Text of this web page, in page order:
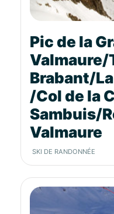
Pic de la
Valmaure/
Brabant/
/Col de la
Sambuis/
Valmaure
SKI DE RANDONNÉE